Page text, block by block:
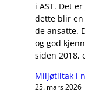
i AST. Det
dette blir en
de ansatte.
og god
siden 2018,
Miljøtiltak i
25. mars 2026